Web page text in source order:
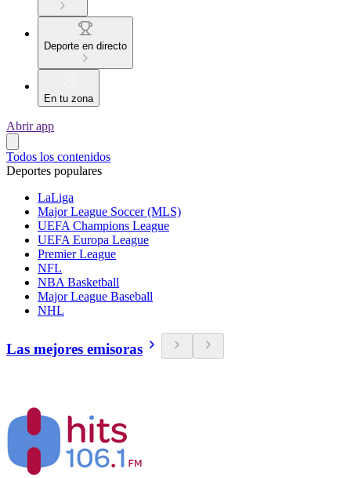
Deporte en directo
En tu zona
Abrir app
Todos los contenidos
Deportes populares
LaLiga
Major League Soccer (MLS)
UEFA Champions League
UEFA Europa League
Premier League
NFL
NBA Basketball
Major League Baseball
NHL
Las mejores emisoras